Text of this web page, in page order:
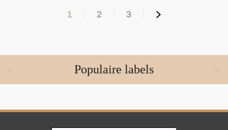
1 2 3
Populaire labels